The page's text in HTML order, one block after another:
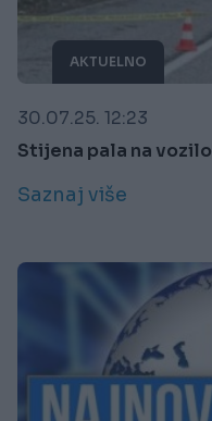
AKTUELNO
30.07.25. 12:23
Stijena pala na
Saznaj više